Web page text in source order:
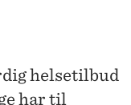
helsetilbud
har til